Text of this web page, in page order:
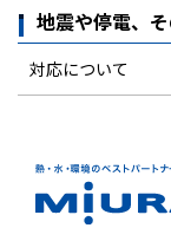
地震や停電、
対応について